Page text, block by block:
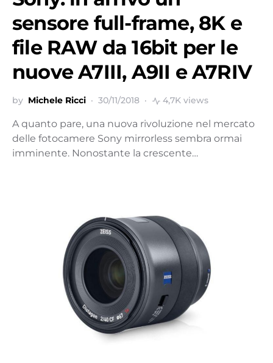
sensore full-frame, 8K e
file RAW da 16bit per le
nuove A7III, A9II e A7RIV
by Michele Ricci 30/11/2018 4,7K views
A quanto pare, una nuova rivoluzione nel mercato
delle fotocamere Sony mirrorless sembra ormai
imminente. Nonostante la crescente…